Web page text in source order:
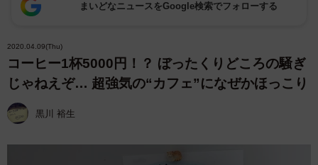
まいどなニュースをGoogle検索でフォローする
2020.04.09(Thu)
コーヒー1杯5000円！？ ぼったくりどころの騒ぎ
じゃねえぞ… 超強気の“カフェ”になぜかほっこり
黒川 裕生